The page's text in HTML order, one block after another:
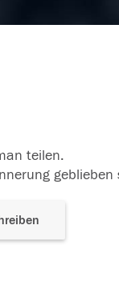
teilen.
geblieben